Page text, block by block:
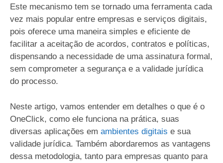
Este mecanismo tem se tornado uma ferramenta cada
vez mais popular entre empresas e serviços digitais,
pois oferece uma maneira simples e eficiente de
facilitar a aceitação de acordos, contratos e políticas,
dispensando a necessidade de uma assinatura formal,
sem comprometer a segurança e a validade jurídica
do processo.
Neste artigo, vamos entender em detalhes o que é o
OneClick, como ele funciona na prática, suas
diversas aplicações em ambientes digitais e sua
validade jurídica. Também abordaremos as vantagens
dessa metodologia, tanto para empresas quanto para